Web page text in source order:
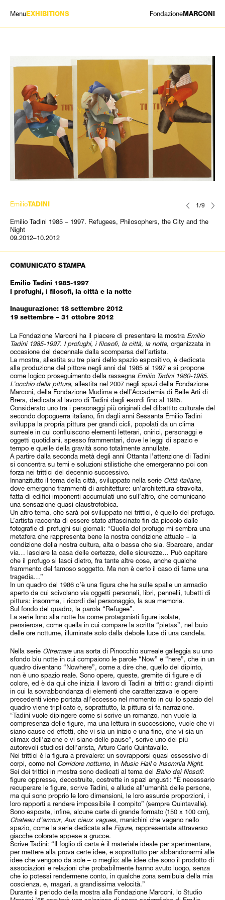
1/9
EmilioTADINI
Emilio Tadini 1985 – 1997. Refugees, Philosophers, the City and the
Night
09.2012–10.2012
COMUNICATO STAMPA
Emilio Tadini 1985-1997
I profughi, i filosofi, la città e la notte
Inaugurazione: 18 settembre 2012
19 settembre – 31 ottobre 2012
La Fondazione Marconi ha il piacere di presentare la mostra Emilio
Tadini 1985-1997. I profughi, i filosofi, la città, la notte, organizzata in
occasione del decennale dalla scomparsa dell’artista.
La mostra, allestita su tre piani dello spazio espositivo, è dedicata
alla produzione del pittore negli anni dal 1985 al 1997 e si propone
come logico proseguimento della rassegna Emilio Tadini 1960-1985.
L’occhio della pittura, allestita nel 2007 negli spazi della Fondazione
Marconi, della Fondazione Mudima e dell’Accademia di Belle Arti di
Brera, dedicata al lavoro di Tadini dagli esordi fino al 1985.
Considerato uno tra i personaggi più originali del dibattito culturale del
secondo dopoguerra italiano, fin dagli anni Sessanta Emilio Tadini
sviluppa la propria pittura per grandi cicli, popolati da un clima
surreale in cui confluiscono elementi letterari, onirici, personaggi e
oggetti quotidiani, spesso frammentari, dove le leggi di spazio e
tempo e quelle della gravità sono totalmente annullate.
A partire dalla seconda metà degli anni Ottanta l’attenzione di Tadini
si concentra su temi e soluzioni stilistiche che emergeranno poi con
forza nei trittici del decennio successivo.
Innanzitutto il tema della città, sviluppato nella serie Città italiane,
dove emergono frammenti di architetture: un’architettura stravolta,
fatta di edifici imponenti accumulati uno sull’altro, che comunicano
una sensazione quasi claustrofobica.
Un altro tema, che sarà poi sviluppato nei trittici, è quello del profugo.
L’artista racconta di essere stato affascinato fin da piccolo dalle
fotografie di profughi sui giornali: “Quella del profugo mi sembra una
metafora che rappresenta bene la nostra condizione attuale – la
condizione della nostra cultura, alta o bassa che sia. Sbarcare, andar
via… lasciare la casa delle certezze, delle sicurezze… Può capitare
che il profugo si lasci dietro, fra tante altre cose, anche qualche
frammento del famoso soggetto. Ma non è certo il caso di farne una
tragedia…”
In un quadro del 1986 c’è una figura che ha sulle spalle un armadio
aperto da cui scivolano via oggetti personali, libri, pennelli, tubetti di
pittura: insomma, i ricordi del personaggio, la sua memoria.
Sul fondo del quadro, la parola “Refugee”.
La serie Inno alla notte ha come protagonisti figure isolate,
pensierose, come quella in cui compare la scritta “pietas”, nel buio
delle ore notturne, illuminate solo dalla debole luce di una candela.
Nella serie Oltremareuna sorta di Pinocchio surreale galleggia su uno
sfondo blu notte in cui compaiono le parole “Now” e “here”, che in un
quadro diventano “Nowhere”, come a dire che, quello del dipinto,
non è uno spazio reale. Sono opere, queste, gremite di figure e di
colore, ed è da qui che inizia il lavoro di Tadini ai trittici: grandi dipinti
in cui la sovrabbondanza di elementi che caratterizzava le opere
precedenti viene portata all’eccesso nel momento in cui lo spazio del
quadro viene triplicato e, soprattutto, la pittura si fa narrazione.
“Tadini vuole dipingere come si scrive un romanzo, non vuole la
compresenza delle figure, ma una lettura in successione, vuole che vi
siano cause ed effetti, che vi sia un inizio e una fine, che vi sia un
climax dell’azione e vi siano delle pause”, scrive uno dei più
autorevoli studiosi dell’arista, Arturo Carlo Quintavalle.
Nei trittici è la figura a prevalere: un sovrapporsi quasi ossessivo di
corpi, come nel Corridore notturno, in Music Halle Insomnia Night.
Sei dei trittici in mostra sono dedicati al tema del Ballo dei filosofi:
figure oppresse, decostruite, costrette in spazi angusti: “È necessario
recuperare le figure, scrive Tadini, e allude all’umanità delle persone,
ma qui sono proprio le loro dimensioni, le loro assurde proporzioni, i
loro rapporti a rendere impossibile il compito” (sempre Quintavalle).
Sono esposte, infine, alcune carte di grande formato (150 x 100 cm),
Chateau d’amour, Aux cieux vagues, manichini che vagano nello
spazio, come la serie dedicata alle Figure, rappresentate attraverso
giacche colorate appese a grucce.
Scrive Tadini: “Il foglio di carta è il materiale ideale per sperimentare,
per mettere alla prova certe idee, e soprattutto per abbandonarmi alle
idee che vengono da sole – o meglio: alle idee che sono il prodotto di
associazioni e relazioni che probabilmente hanno avuto luogo, senza
che io potessi rendermene conto, in qualche zona semibuia della mia
coscienza, e, magari, a grandissima velocità.”
Durante il periodo della mostra alla Fondazione Marconi, lo Studio
Menu EXHIBITIONS FondazioneMARCONI
CONTATTI
GIÓMARCONI
EN/IT